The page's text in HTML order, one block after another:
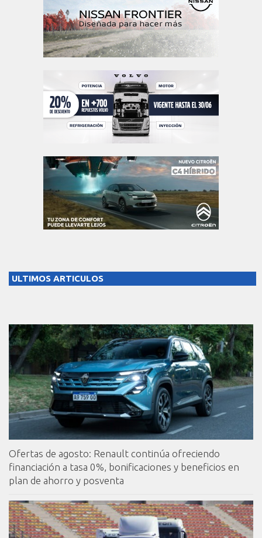
ULTIMOS ARTICULOS
Ofertas de agosto: Renault continúa ofreciendo
financiación a tasa 0%, bonificaciones y beneficios en
plan de ahorro y posventa